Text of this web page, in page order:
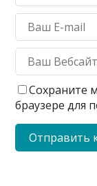
Сохраните
браузере для